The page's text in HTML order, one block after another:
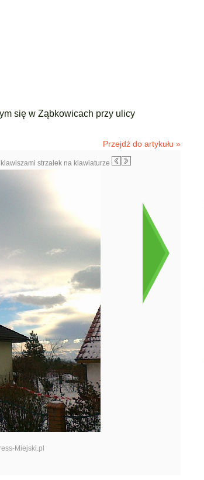
się w Ząbkowicach przy ulicy
Przejdź do artykułu »
strzałek na klawiaturze
Miejski.pl